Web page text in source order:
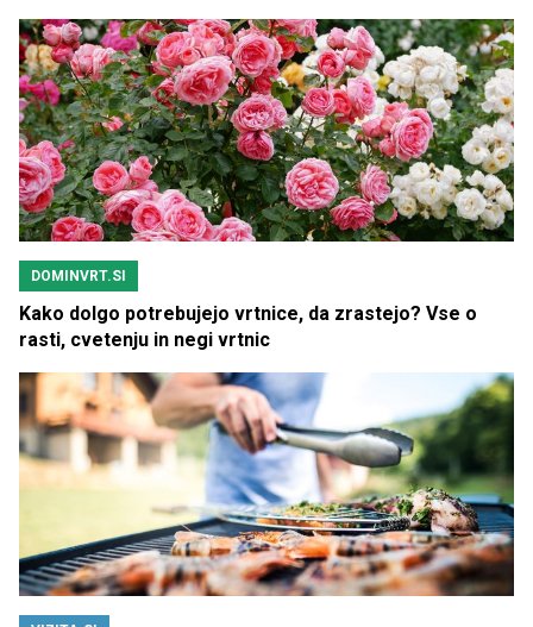
DOMINVRT.SI
Kako dolgo potrebujejo vrtnice, da zrastejo? Vse o
rasti, cvetenju in negi vrtnic